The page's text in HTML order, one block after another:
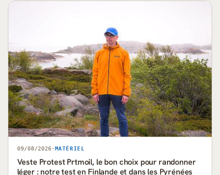
09/08/2026 · MATÉRIEL
Veste Protest Prtmoil, le bon choix pour randonner
léger : notre test en Finlande et dans les Pyrénées